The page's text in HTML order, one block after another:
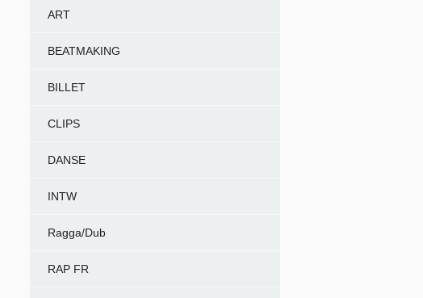
ART
BEATMAKING
BILLET
CLIPS
DANSE
INTW
Ragga/Dub
RAP FR